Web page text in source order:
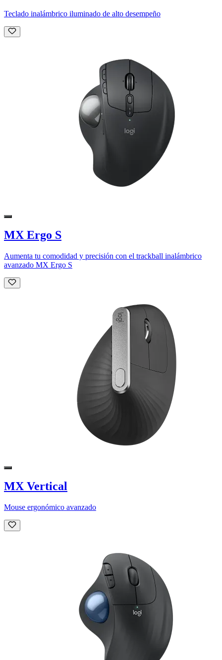
Teclado inalámbrico iluminado de alto desempeño
MX Ergo S
Aumenta tu comodidad y precisión con el trackball inalámbrico
avanzado MX Ergo S
MX Vertical
Mouse ergonómico avanzado